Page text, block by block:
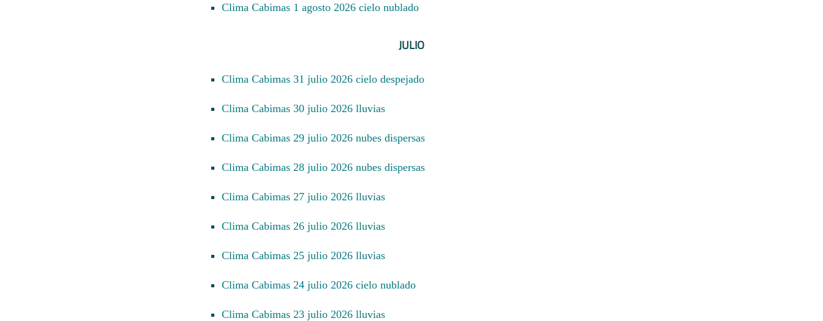
Clima Cabimas 1 agosto 2026 cielo nublado
JULIO
Clima Cabimas 31 julio 2026 cielo despejado
Clima Cabimas 30 julio 2026 lluvias
Clima Cabimas 29 julio 2026 nubes dispersas
Clima Cabimas 28 julio 2026 nubes dispersas
Clima Cabimas 27 julio 2026 lluvias
Clima Cabimas 26 julio 2026 lluvias
Clima Cabimas 25 julio 2026 lluvias
Clima Cabimas 24 julio 2026 cielo nublado
Clima Cabimas 23 julio 2026 lluvias